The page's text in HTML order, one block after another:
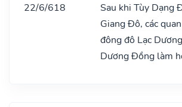
22/6/618
Sau khi Tùy Dạng
Giang Đô, các
đông đô Lạc
Dương Đồng làm